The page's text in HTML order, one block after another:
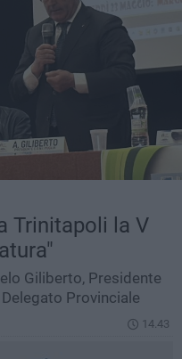
Trinitapoli la V
Giliberto, Presidente
Provinciale
14.43